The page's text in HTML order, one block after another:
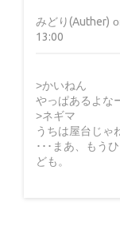
みどり(Auther)
13:00
>かいねん
やっぱあるよな
>ネギマ
うちは屋台じゃ
･･･まあ、もう
ども。